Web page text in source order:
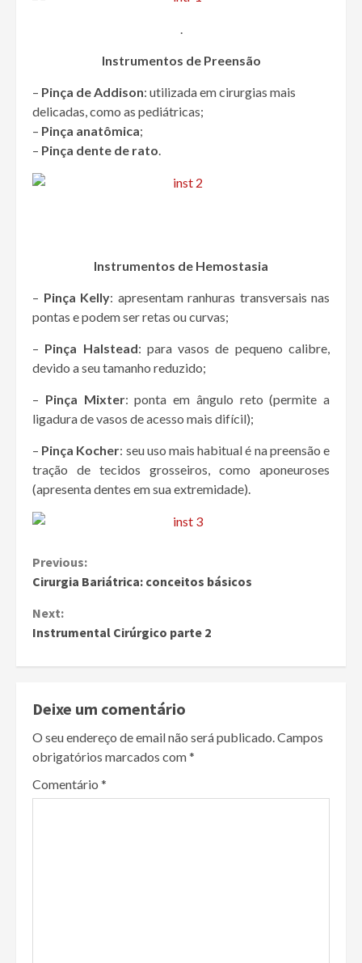
.
Instrumentos de Preensão
– Pinça de Addison: utilizada em cirurgias mais
delicadas, como as pediátricas;
– Pinça anatômica;
– Pinça dente de rato.
Instrumentos de Hemostasia
– Pinça Kelly: apresentam ranhuras transversais nas
pontas e podem ser retas ou curvas;
– Pinça Halstead: para vasos de pequeno calibre,
devido a seu tamanho reduzido;
– Pinça Mixter: ponta em ângulo reto (permite a
ligadura de vasos de acesso mais difícil);
– Pinça Kocher: seu uso mais habitual é na preensão e
tração de tecidos grosseiros, como aponeuroses
(apresenta dentes em sua extremidade).
Continue
Reading
Previous:
Cirurgia Bariátrica: conceitos básicos
Next:
Instrumental Cirúrgico parte 2
Deixe um comentário
O seu endereço de email não será publicado.Campos
obrigatórios marcados com*
Comentário *